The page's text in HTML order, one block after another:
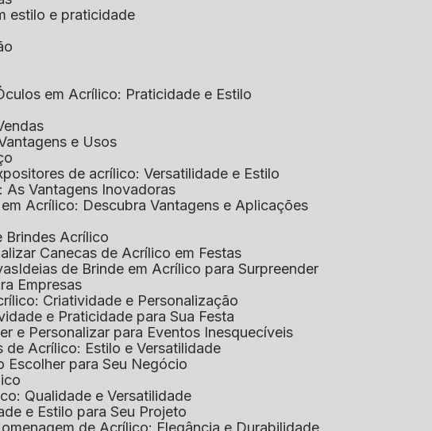
estilo e praticidade
em Acrílico: Praticidade e Estilo
e Usos
de acrílico: Versatilidade e Estilo
As Vantagens Inovadoras
em Acrílico: Descubra Vantagens e Aplicações
Brindes Acrílico
Canecas de Acrílico em Festas
Ideias de Brinde em Acrílico para Surpreender
Empresas
Criatividade e Personalização
e Praticidade para Sua Festa
e Personalizar para Eventos Inesquecíveis
de Acrílico: Estilo e Versatilidade
Escolher para Seu Negócio
Qualidade e Versatilidade
e Estilo para Seu Projeto
de Acrílico: Elegância e Durabilidade